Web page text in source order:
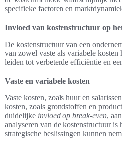
specifieke factoren en
Invloed van kostenstructuur op
De kostenstructuur van een
van zowel vaste als variabele
leiden tot verbeterde efficiëntie en
Vaste en variabele kosten
Vaste kosten, zoals huur en
kosten, zoals grondstoffen en
duidelijke invloed op break-even,
analyseren van de kostenstructuur is
strategische beslissingen kunnen